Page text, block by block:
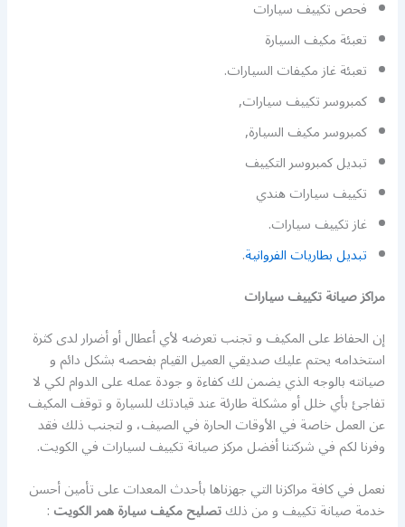
فحص تكييف سيارات
تعبئة مكيف السيارة
تعبئة غاز مكيفات السيارات.
كمبروسر تكييف سيارات,
كمبروسر مكيف السيارة,
تبديل كمبروسر التكييف
تكييف سيارات هندي
غاز تكييف سيارات.
تبديل بطاريات الفروانية.
مراكز صيانة تكييف سيارات
إن الحفاظ على المكيف و تجنب تعرضه لأي أعطال أو أضرار لدى كثرة
استخدامه يحتم عليك صديقي العميل القيام بفحصه بشكل دائم و
صيانته بالوجه الذي يضمن لك كفاءة و جودة عمله على الدوام لكي لا
تفاجئ بأي خلل أو مشكلة طارئة عند قيادتك للسيارة و توقف المكيف
عن العمل خاصة في الأوقات الحارة في الصيف، و لتجنب ذلك فقد
وفرنا لكم في شركتنا أفضل مركز صيانة تكييف لسيارات في الكويت.
نعمل في كافة مراكزنا التي جهزناها بأحدث المعدات على تأمين أحسن
خدمة صيانة تكييف و من ذلكتصليح مكيف سيارة همر الكويت: